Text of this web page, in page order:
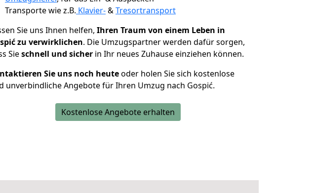
Transporte wie z.B. Klavier-&Tresortransport
Sie uns Ihnen helfen, Ihren Traum von einem Leben in
zu verwirklichen. Die Umzugspartner werden dafür sorgen,
Sieschnell und sicher in Ihr neues Zuhause einziehen können.
Sie uns noch heuteoder holen Sie sich kostenlose
unverbindliche Angebote für Ihren Umzug nach Gospić.
Kostenlose Angebote erhalten